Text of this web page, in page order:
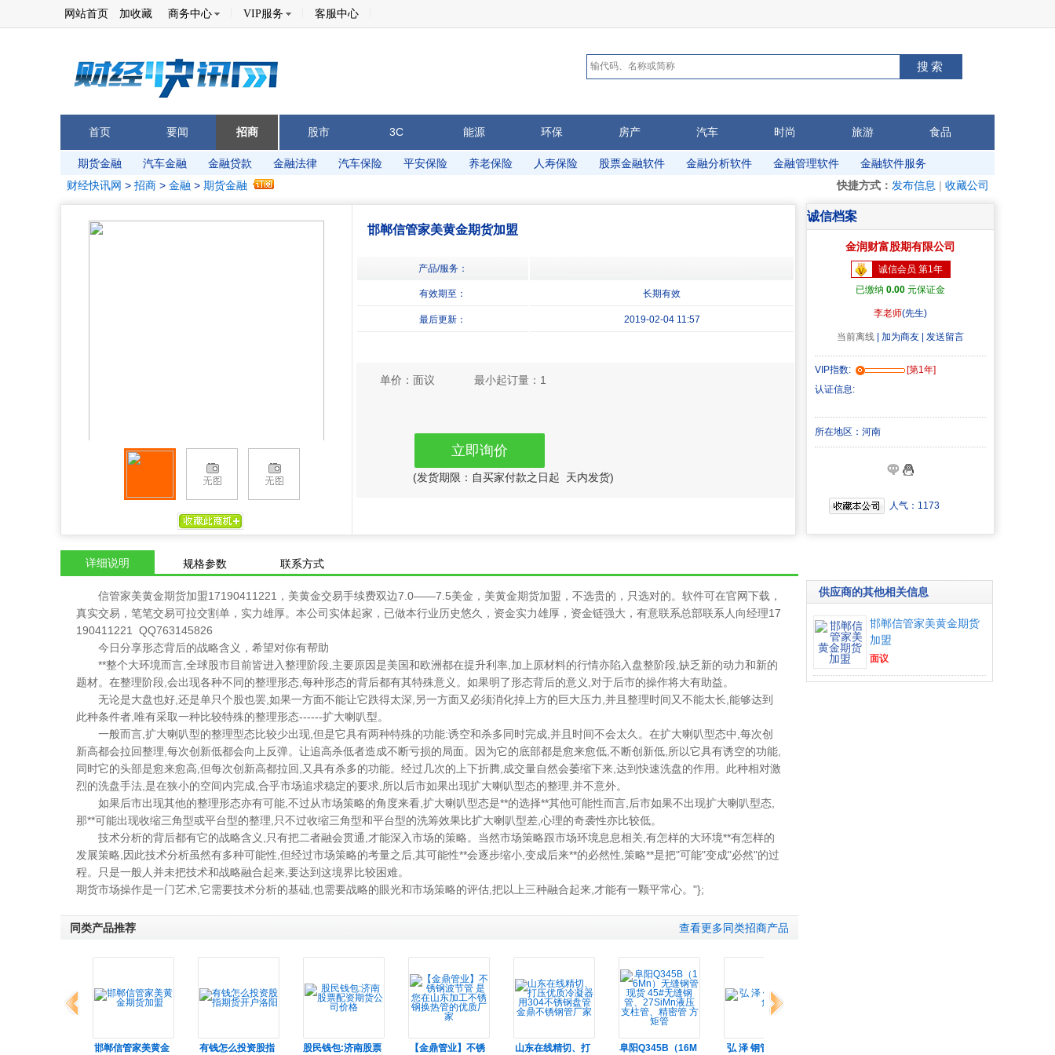
网站首页 加收藏 商务中心 VIP服务 客服中心
搜索
首页 要闻 招商 股市 3C 能源 环保 房产 汽车 时尚 旅游 食品
金融
期货金融 汽车金融 金融贷款 金融法律 汽车保险 平安保险 养老保险 人寿保险 股票金融软件 金融分析软件 金融管理软件
金融软件服务
贷款融资
股权融资 中小企业融资
财经快讯网 > 招商 > 金融 > 期货金融 快捷方式： 发布信息 | 收藏公司
邯郸信管家美黄金期货加盟
产品/服务：
有效期至： 长期有效
最后更新： 2019-02-04 11:57
单价： 面议 最小起订量： 1
立即询价
(发货期限：自买家付款之日起 天内发货)
诚信档案
金润财富股期有限公司
诚信会员 第1年
已缴纳 0.00 元保证金
李老师(先生)
当前离线 加为商友 | 发送留言
VIP指数:
[第1年]
认证信息:
所在地区：河南
人气： 1173
详细说明 规格参数 联系方式
信管家美黄金期货加盟17190411221 ，美黄金交易手续费双边7.0——7.5美金，美黄金期货加盟，不选贵的，只选对的。软件可在官网下载，
真实交易，笔笔交易可拉交割单，实力雄厚。本公司实体起家，已做本行业历史悠久，资金实力雄厚，资金链强大，有意联系总部联系人向经理17
190411221 QQ763145826
今日分享形态背后的战略含义，希望对你有帮助
**整个大环境而言 全球股市目前皆进入整理阶段 主要原因是美国和欧洲都在提升利率 加上原材料的行情亦陷入盘整阶段 缺乏新的动力和新的
题材。在整理阶段 会出现各种不同的整理形态 每种形态的背后都有其特殊意义。如果明了形态背后的意义 对于后市的操作将大有助益。
无论是大盘也好 还是单只个股也罢 如果一方面不能让它跌得太深 另一方面又必须消化掉上方的巨大压力 并且整理时间又不能太长 能够达到
此种条件者 唯有采取一种比较特殊的整理形态------扩大喇叭型。
一般而言 扩大喇叭型的整理型态比较少出现 但是它具有两种特殊的功能:诱空和杀多同时完成 并且时间不会太久。在扩大喇叭型态中 每次创
新高都会拉回整理 每次创新低都会向上反弹。让追高杀低者造成不断亏损的局面。因为它的底部都是愈来愈低 不断创新低 所以它具有诱空的功能
同时它的头部是愈来愈高 但每次创新高都拉回 又具有杀多的功能。经过几次的上下折腾 成交量自然会萎缩下来 达到快速洗盘的作用。此种相对激
烈的洗盘手法 是在狭小的空间内完成 合乎市场追求稳定的要求 所以后市如果出现扩大喇叭型态的整理 并不意外。
如果后市出现其他的整理形态亦有可能 不过从市场策略的角度来看 扩大喇叭型态是**的选择**其他可能性而言 后市如果不出现扩大喇叭型态
那**可能出现收缩三角型或平台型的整理 只不过收缩三角型和平台型的洗筹效果比扩大喇叭型差 心理的奇袭性亦比较低。
技术分析的背后都有它的战略含义 只有把二者融会贯通 才能深入市场的策略。当然市场策略跟市场环境息息相关 有怎样的大环境**有怎样的
发展策略 因此技术分析虽然有多种可能性 但经过市场策略的考量之后 其可能性**会逐步缩小 变成后来**的必然性 策略**是把"可能"变成"必然"的过
程。只是一般人并未把技术和战略融合起来 要达到这境界比较困难。
期货市场操作是一门艺术 它需要技术分析的基础 也需要战略的眼光和市场策略的评估 把以上三种融合起来 才能有一颗平常心。"};
同类产品推荐 查看更多同类招商产品
下一组
邯郸信管家美黄金 有钱怎么投资股指 股民钱包:济南股票 【金鼎管业】不锈 山东在线精切、打 阜阳Q345B（16M 弘 泽 钢管 镀锌角
供应商的其他相关信息
邯郸信管家美黄金期货
加盟
面议